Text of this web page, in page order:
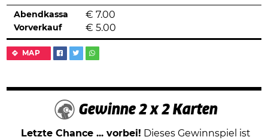
MAP
Abendkassa € 7.00
Vorverkauf € 5.00
Gewinne 2 x 2 Karten
Letzte Chance ... vorbei! Dieses Gewinnspiel ist